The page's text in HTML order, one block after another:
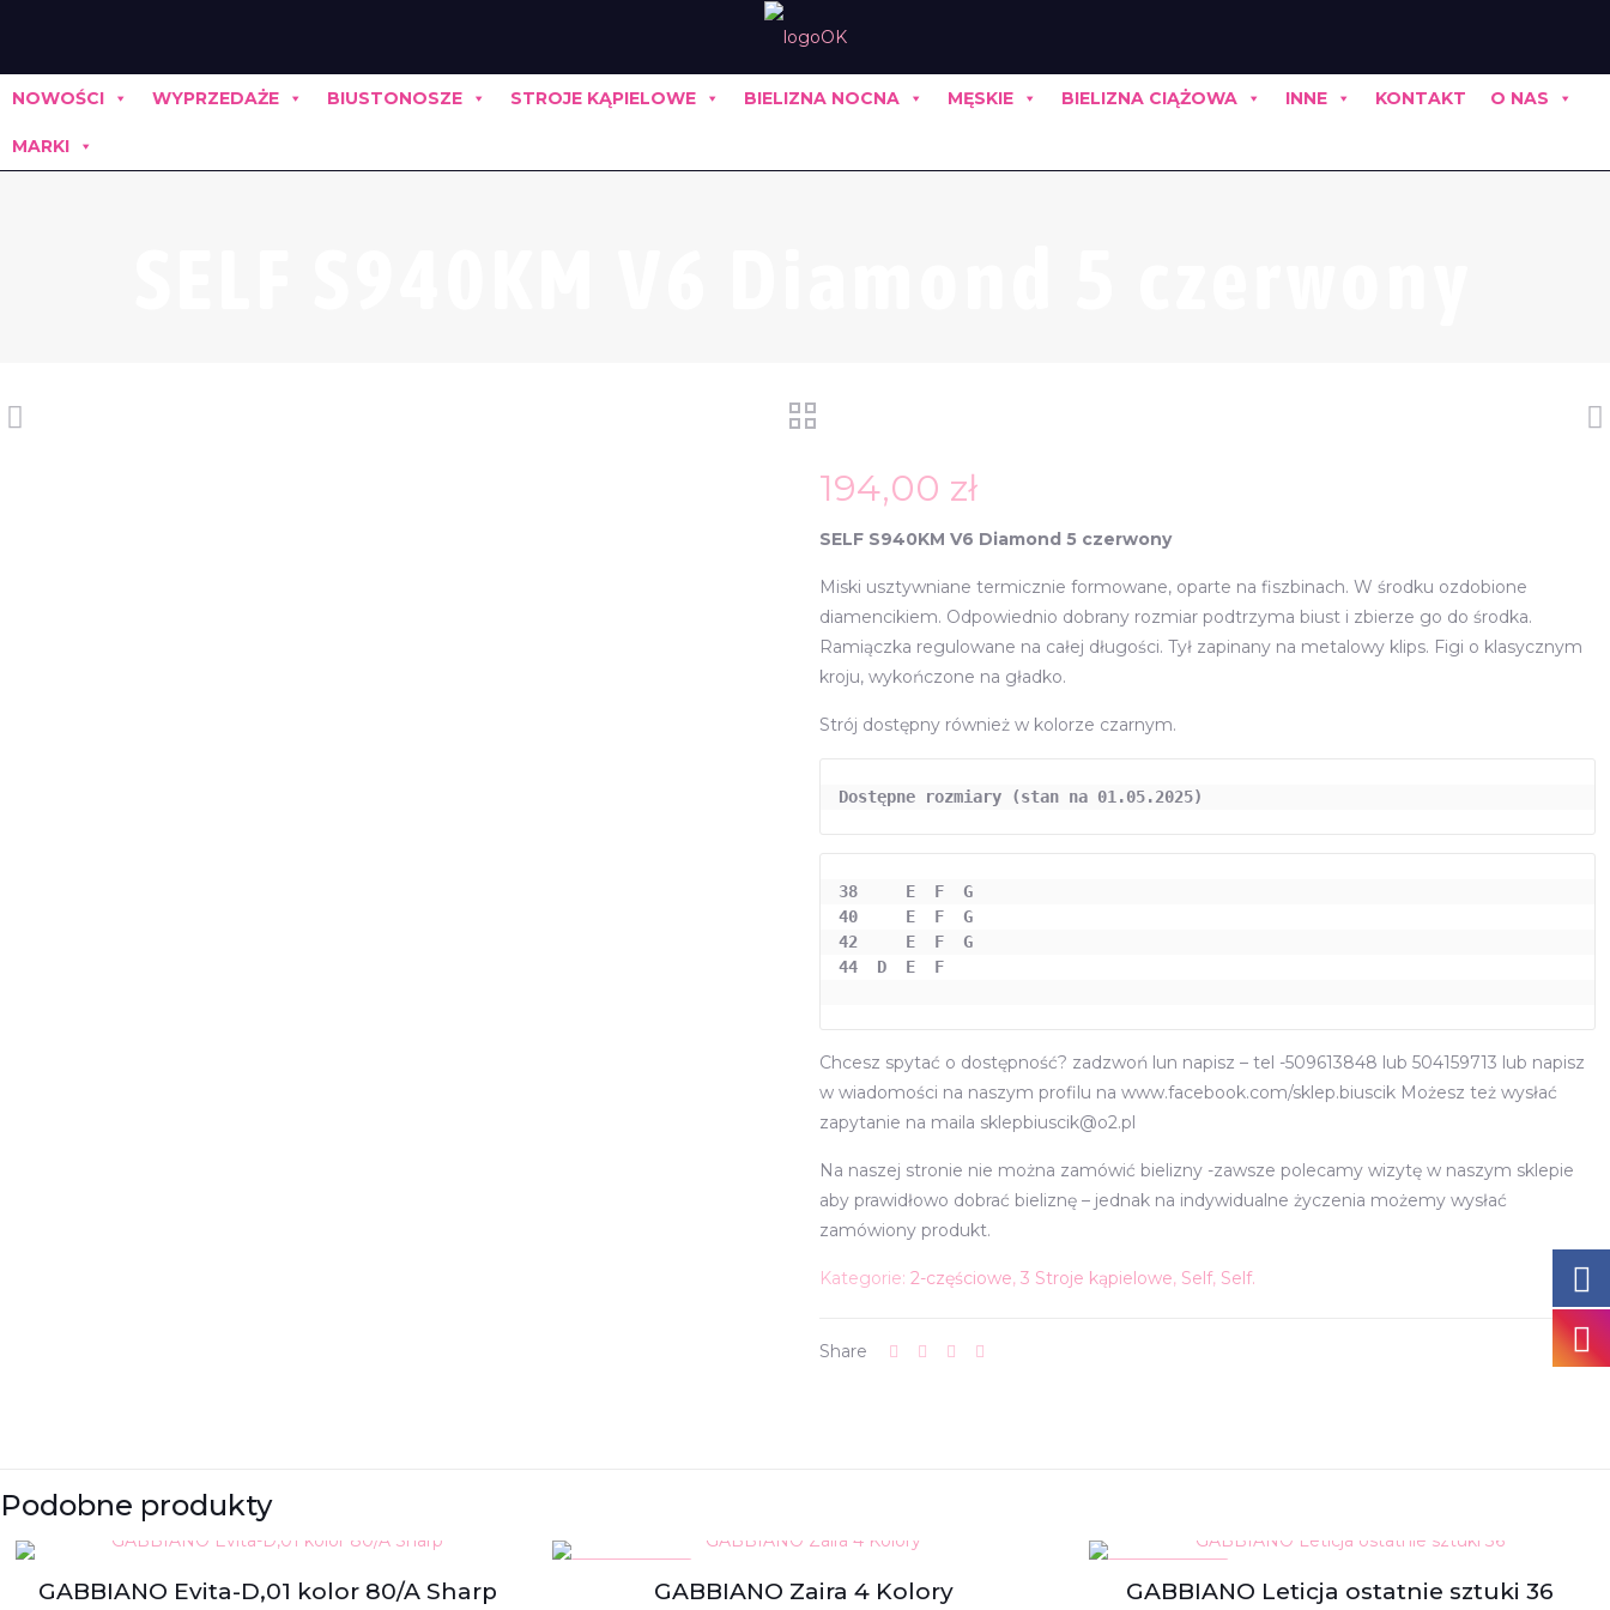
NOWOŚCI WYPRZEDAŻE BIUSTONOSZE STROJE KĄPIELOWE BIELIZNA NOCNA MĘSKIE BIELIZNA CIĄŻOWA INNE KONTAKT O NAS
MARKI
194,00 zł
SELF S940KM V6 Diamond 5 czerwony
Miski usztywniane termicznie formowane, oparte na fiszbinach. W środku ozdobione
diamencikiem. Odpowiednio dobrany rozmiar podtrzyma biust i zbierze go do środka.
Ramiączka regulowane na całej długości. Tył zapinany na metalowy klips. Figi o klasycznym
kroju, wykończone na gładko.
Strój dostępny również w kolorze czarnym.
Dostępne rozmiary (stan na 01.05.2025)
38     E  F  G
40     E  F  G
42     E  F  G
44  D  E  F
Chcesz spytać o dostępność? zadzwoń lun napisz – tel -509613848 lub 504159713 lub napisz
w wiadomości na naszym profilu na www.facebook.com/sklep.biuscik Możesz też wysłać
zapytanie na maila sklepbiuscik@o2.pl
Na naszej stronie nie można zamówić bielizny -zawsze polecamy wizytę w naszym sklepie
aby prawidłowo dobrać bieliznę – jednak na indywidualne życzenia możemy wysłać
zamówiony produkt.
Kategorie: 2-częściowe, 3 Stroje kąpielowe, Self, Self.
Share
Podobne produkty
GABBIANO Evita-D,01 kolor 80/A Sharp GABBIANO Zaira 4 Kolory GABBIANO Leticja ostatnie sztuki 36